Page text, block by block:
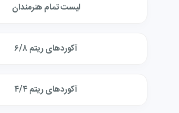
لیست تمام هنرمندان
آکوردهای ریتم ۶/۸
آکوردهای ریتم ۴/۴